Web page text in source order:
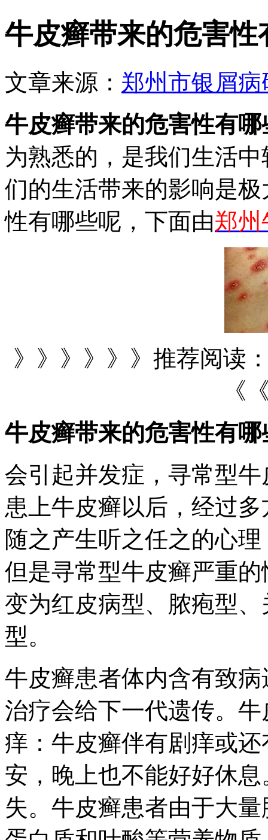
牛皮癣带来的危害性
文章来源： 郑州市银屑病
牛皮癣带来的危害性有哪
为熟悉的，是我们生活
们的生活带来的影响是
性有哪些呢，下面由郑州
》》》》》》推荐阅读
《
牛皮癣带来的危害性有哪
会引起并发症，寻常型
患上牛皮癣以后，经过
随之产生听之任之的心
但是寻常型牛皮癣严重
变为红皮病型、脓疱型
型。
牛皮癣患者体内含有致
治疗会给下一代遗传。
痒：牛皮癣伴有剧痒或
安，晚上也不能好好休
失。牛皮癣患者由于大